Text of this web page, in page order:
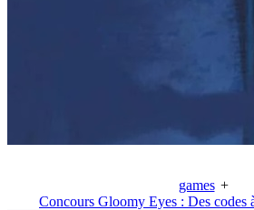
games +
Concours Gloomy Eyes : Des codes